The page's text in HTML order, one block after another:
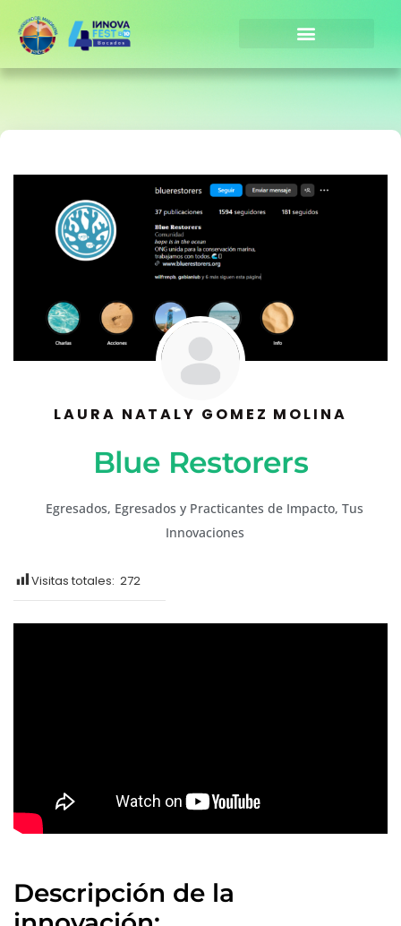
LAURA NATALY GOMEZ MOLINA
Blue Restorers
Egresados, Egresados y Practicantes de Impacto, Tus
Innovaciones
Visitas totales: 272
Descripción de la